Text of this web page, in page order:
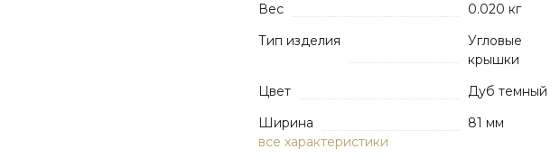
Вес
0.020 кг
Тип изделия
Угловые
крышки
Цвет
Дуб темный
Ширина
81 мм
все характеристики